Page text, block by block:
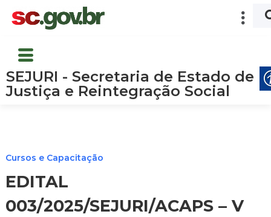
SEJURI - Secretaria de Estado de
Justiça e Reintegração Social
Cursos e Capacitação
EDITAL
003/2025/SEJURI/ACAPS – V